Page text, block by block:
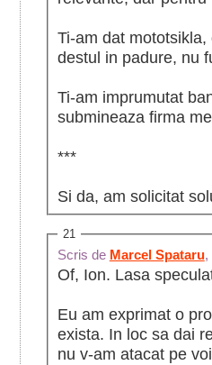
Ti-am dat
destul in padure, nu
Ti-am imprumutat
submineaza firma
***
Si da, am solicitat
21
Scris de Marcel Spataru,
Of, Ion. Lasa
Eu am exprimat o
exista. In loc sa dai
nu v-am atacat pe